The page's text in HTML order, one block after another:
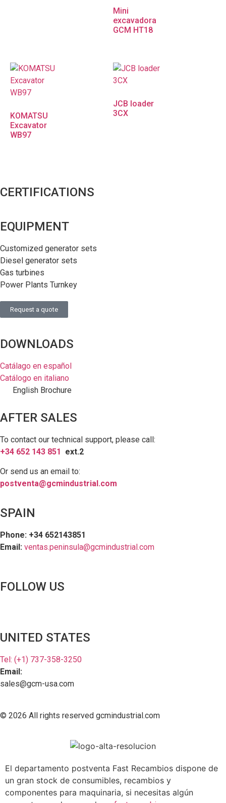
Mini
excavadora
GCM HT18
KOMATSU
Excavator
WB97
JCB loader
3CX
CERTIFICATIONS
EQUIPMENT
Customized generator sets
Diesel generator sets
Gas turbines
Power Plants Turnkey
Request a quote
DOWNLOADS
Catálago en español
Catálogo en italiano
English Brochure
AFTER SALES
To contact our technical support, please call:
+34 652 143 851
ext.2
Or send us an email to:
postventa@gcmindustrial.com
SPAIN
Phone: +34 652143851
Email: ventas.peninsula@gcmindustrial.com
FOLLOW US
UNITED STATES
Tel: (+1) 737-358-3250
Email:
sales@gcm-usa.com
© 2026 All rights reserved gcmindustrial.com
El departamento postventa Fast Recambios dispone de
un gran stock de consumibles, recambios y
componentes para maquinaria, si necesitas algún